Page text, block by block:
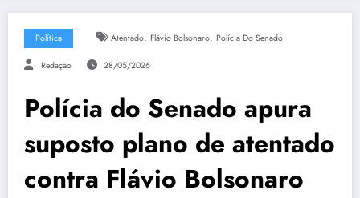
Política Atentado, Flávio Bolsonaro, Polícia Do Senado
Redação 28/05/2026
Polícia do Senado apura
suposto plano de atentado
contra Flávio Bolsonaro